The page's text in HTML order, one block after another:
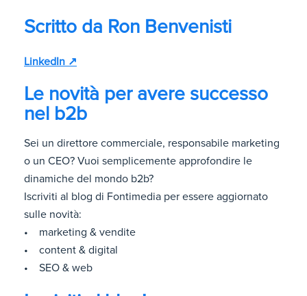
Scritto da Ron Benvenisti
LinkedIn ↗
Le novità per avere successo
nel b2b
Sei un direttore commerciale, responsabile marketing
o un CEO? Vuoi semplicemente approfondire le
dinamiche del mondo b2b?
Iscriviti al blog di Fontimedia per essere aggiornato
sulle novità:
• marketing & vendite
• content & digital
• SEO & web